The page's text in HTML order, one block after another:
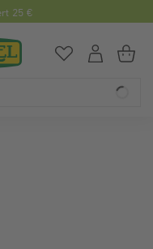
25 €
Du hast0